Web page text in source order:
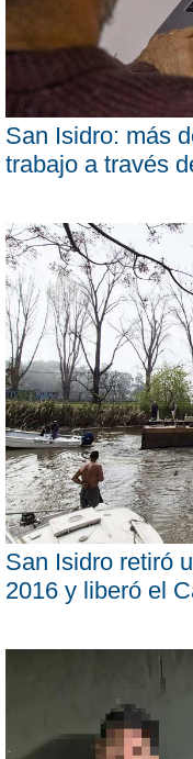
San Isidro: más
trabajo a través
San Isidro retiró
2016 y liberó el